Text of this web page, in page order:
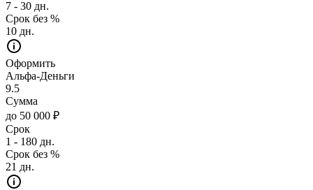
7 - 30 дн.
Срок без %
10 дн.
Оформить
Альфа-Деньги
9.5
Сумма
до 50 000 ₽
Срок
1 - 180 дн.
Срок без %
21 дн.